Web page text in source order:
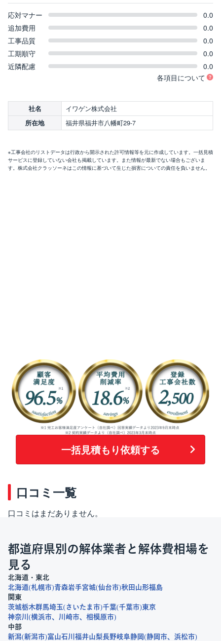
応対マナー
0.0
追加費用
0.0
工事品質
0.0
工期順守
0.0
近隣配慮
0.0
各項目について
社名 イワゲン株式会社
所在地 福井県福井市八幡町29-7
※工事会社のリストデータは行政から開示された許可情報等を元に作成しています。一括見積
サービスに登録していない会社も掲載しています。また情報が最新でない場合もございま
す。株式会社クラッソーネはこの情報に基づいて生じた損害についての責任を負いません。
一括見積もり依頼する
口コミ一覧
口コミはまだありません。
都道府県別の解体業者と解体費相場を
見る
北海道・東北
北海道 札幌市 青森岩手宮城 仙台市 秋田 山形福島
関東
茨城栃木群馬埼玉 さいたま市 千葉 千葉市 東京
神奈川
横浜市 川崎市
相模原市
中部
新潟 新潟市 富山石川 福井山梨長野岐阜静岡 静岡市
浜松市